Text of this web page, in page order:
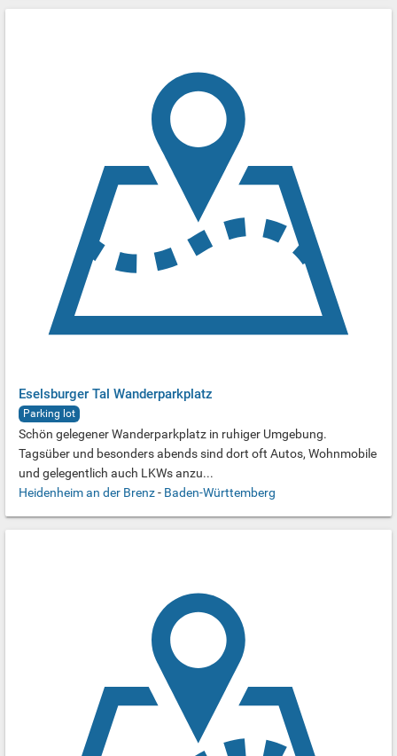
Eselsburger Tal Wanderparkplatz
Parking lot
Schön gelegener Wanderparkplatz in ruhiger Umgebung.
Tagsüber und besonders abends sind dort oft Autos, Wohnmobile
und gelegentlich auch LKWs anzu...
Heidenheim an der Brenz- Baden-Württemberg